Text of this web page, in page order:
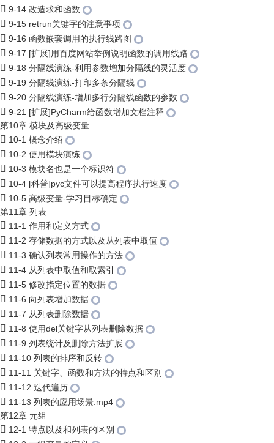
9-14 改造求和函数
9-15 retrun关键字的注意事项
9-16 函数嵌套调用的执行线路图
9-17 [扩展]用百度网站举例说明函数的调用线路
9-18 分隔线演练-利用参数增加分隔线的灵活度
9-19 分隔线演练-打印多条分隔线
9-20 分隔线演练-增加多行分隔线函数的参数
9-21 [扩展]PyCharm给函数增加文档注释
第10章 模块及高级变量
10-1 概念介绍
10-2 使用模块演练
10-3 模块名也是一个标识符
10-4 [科普]pyc文件可以提高程序执行速度
10-5 高级变量-学习目标确定
第11章 列表
11-1 作用和定义方式
11-2 存储数据的方式以及从列表中取值
11-3 确认列表常用操作的方法
11-4 从列表中取值和取索引
11-5 修改指定位置的数据
11-6 向列表增加数据
11-7 从列表删除数据
11-8 使用del关键字从列表删除数据
11-9 列表统计及删除方法扩展
11-10 列表的排序和反转
11-11 关键字、函数和方法的特点和区别
11-12 迭代遍历
11-13 列表的应用场景.mp4
第12章 元组
12-1 特点以及和列表的区别